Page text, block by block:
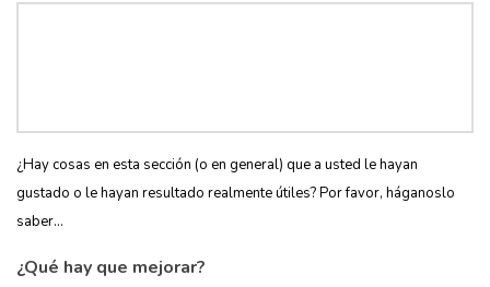
¿Hay cosas en esta sección (o en general) que a usted le hayan
gustado o le hayan resultado realmente útiles? Por favor, háganoslo
saber...
¿Qué hay que mejorar?